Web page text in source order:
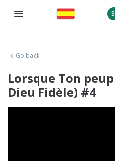
Go back
Lorsque Ton
Dieu Fidèle) #4